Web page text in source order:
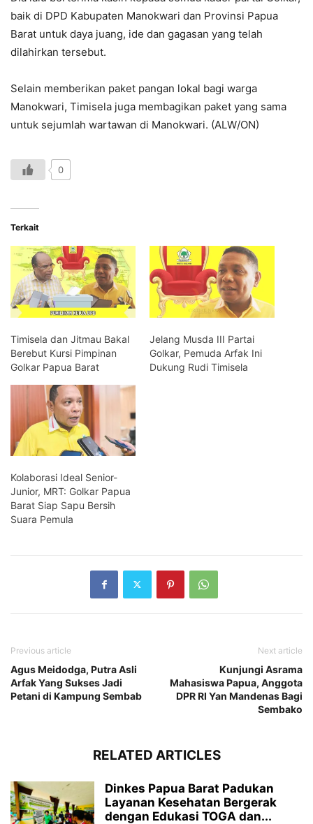
baik di DPD Kabupaten Manokwari dan Provinsi Papua
Barat untuk daya juang, ide dan gagasan yang telah
dilahirkan tersebut.
Selain memberikan paket pangan lokal bagi warga
Manokwari, Timisela juga membagikan paket yang sama
untuk sejumlah wartawan di Manokwari. (ALW/ON)
0
Terkait
Timisela dan Jitmau Bakal
Berebut Kursi Pimpinan
Golkar Papua Barat
Jelang Musda III Partai
Golkar, Pemuda Arfak Ini
Dukung Rudi Timisela
Kolaborasi Ideal Senior-
Junior, MRT: Golkar Papua
Barat Siap Sapu Bersih
Suara Pemula
Previous article
Agus Meidodga, Putra Asli
Arfak Yang Sukses Jadi
Petani di Kampung Sembab
Next article
Kunjungi Asrama
Mahasiswa Papua, Anggota
DPR RI Yan Mandenas Bagi
Sembako
RELATED ARTICLES
Dinkes Papua Barat Padukan
Layanan Kesehatan Bergerak
dengan Edukasi TOGA dan...